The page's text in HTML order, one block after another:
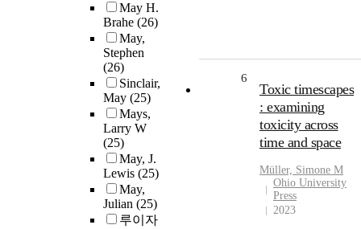
May H.
Brahe (26)
May,
Stephen
(26)
Sinclair,
May (25)
Mays,
Larry W
(25)
May, J.
Lewis (25)
May,
Julian (25)
루이자
6
Toxic timescapes
: examining
toxicity across
time and space
Müller, Simone M
Ohio University
Press
2023